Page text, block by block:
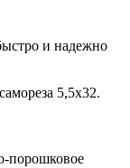
и надежно
5,5х32.
порошковое